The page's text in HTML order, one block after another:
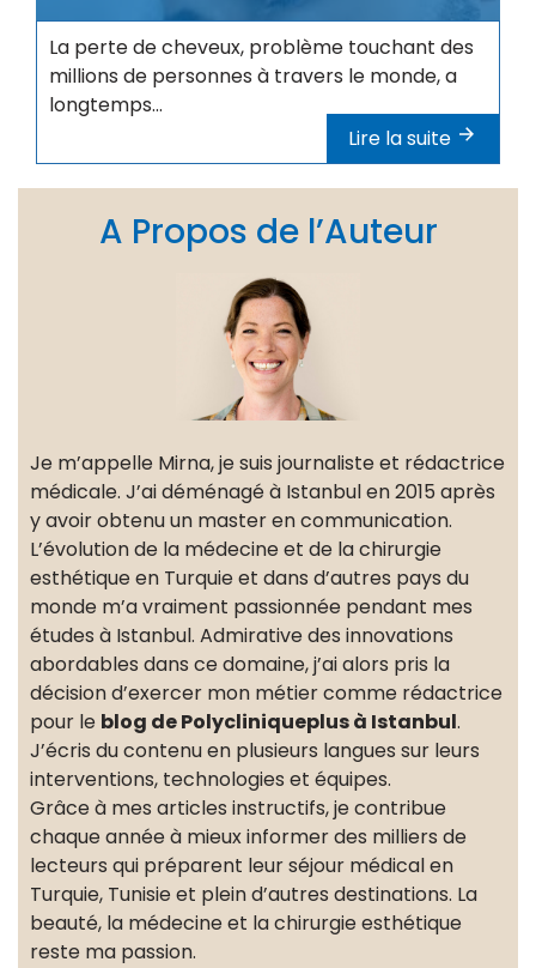
La perte de cheveux, problème touchant des
millions de personnes à travers le monde, a
longtemps...
Lire la suite
A Propos de l’Auteur
Je m’appelle Mirna, je suis journaliste et rédactrice
médicale. J’ai déménagé à Istanbul en 2015 après
y avoir obtenu un master en communication.
L’évolution de la médecine et de la chirurgie
esthétique en Turquie et dans d’autres pays du
monde m’a vraiment passionnée pendant mes
études à Istanbul. Admirative des innovations
abordables dans ce domaine, j’ai alors pris la
décision d’exercer mon métier comme rédactrice
pour le blog de Polycliniqueplus à Istanbul.
J’écris du contenu en plusieurs langues sur leurs
interventions, technologies et équipes.
Grâce à mes articles instructifs, je contribue
chaque année à mieux informer des milliers de
lecteurs qui préparent leur séjour médical en
Turquie, Tunisie et plein d’autres destinations. La
beauté, la médecine et la chirurgie esthétique
reste ma passion.